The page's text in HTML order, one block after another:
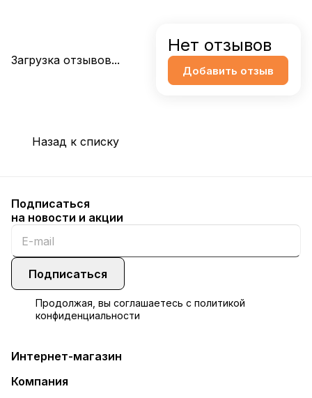
Загрузка отзывов...
Нет отзывов
Добавить отзыв
Назад к списку
Подписаться
на новости и акции
Подписаться
Продолжая, вы соглашаетесь с политикой
конфиденциальности
Интернет-магазин
Компания